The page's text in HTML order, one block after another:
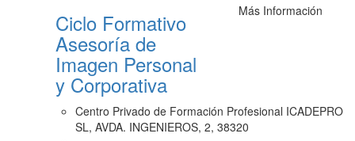
Ciclo Formativo
Asesoría de
Imagen Personal
y Corporativa
Más Información
Centro Privado de Formación Profesional ICADEPRO
SL, AVDA. INGENIEROS, 2, 38320